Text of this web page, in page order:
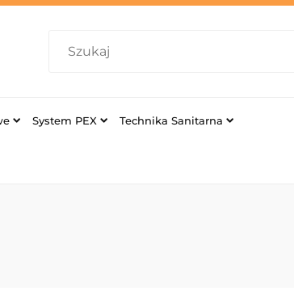
System PEX Technika Sanitarna